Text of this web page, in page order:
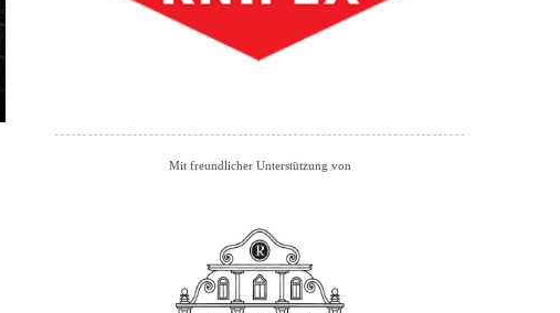
Mit freundlicher Unterstützung von